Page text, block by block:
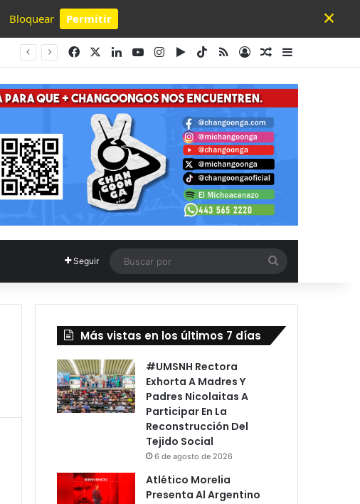
Bloquear Permitir
Powered by SendPulse
×
FacebookLinkedInYouTubeInstagram
Google Play
TikTok
RSS AccesoPublicación al
Seguir
por
Más vistas en los últimos 7 días
#UMSNH Rectora
Exhorta A Madres Y
Padres Nicolaitas A
Participar En La
Reconstrucción Del
Tejido Social
6 de agosto de 2026
Atlético Morelia
Presenta Al Argentino